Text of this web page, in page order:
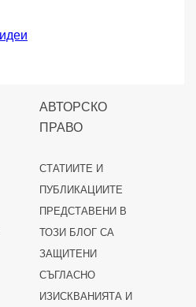
АВТОРСКО
ПРАВО
СТАТИИТЕ И
ПУБЛИКАЦИИТЕ
ПРЕДСТАВЕНИ В
ТОЗИ БЛОГ СА
ЗАЩИТЕНИ
СЪГЛАСНО
ИЗИСКВАНИЯТА И